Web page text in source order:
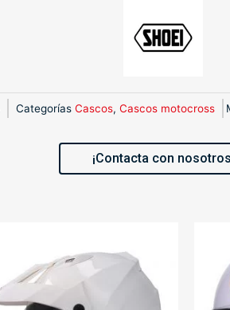
Categorías Cascos, Cascos motocross
¡Contacta con